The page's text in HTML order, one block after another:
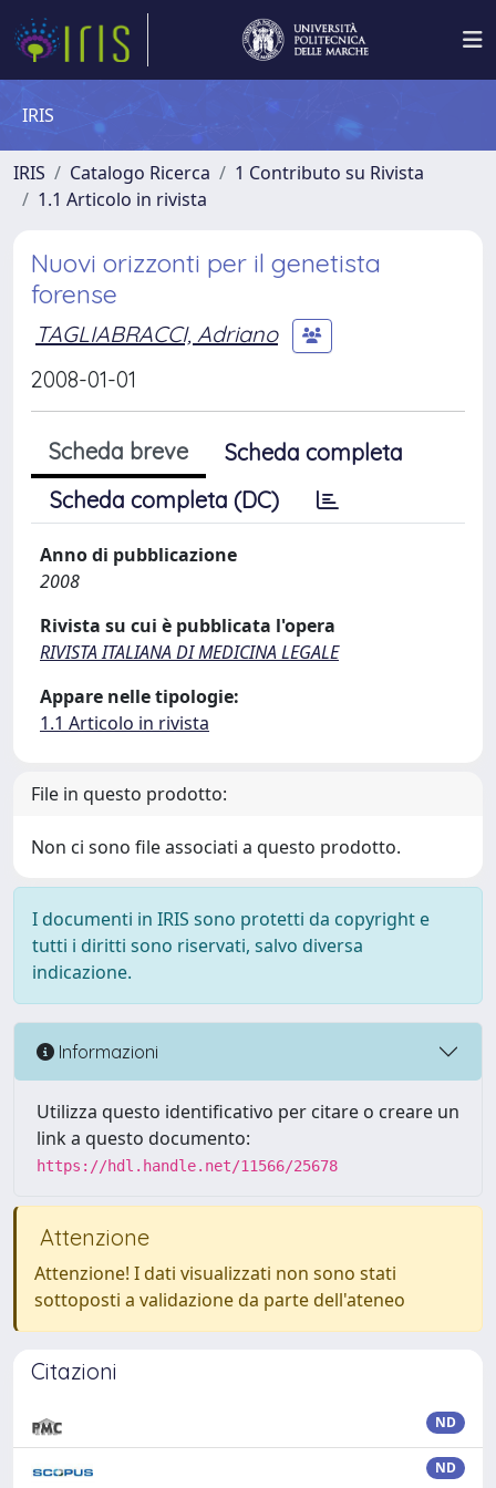
IRIS
IRIS Catalogo Ricerca
1 Contributo su Rivista
1.1 Articolo in rivista
Nuovi orizzonti per il genetista
forense
TAGLIABRACCI, Adriano
2008-01-01
Scheda breve
Scheda completa
Scheda completa (DC)
Anno di pubblicazione
2008
Rivista su cui è pubblicata l'opera
RIVISTA ITALIANA DI MEDICINA LEGALE
Appare nelle tipologie:
1.1 Articolo in rivista
File in questo prodotto:
Non ci sono file associati a questo prodotto.
I documenti in IRIS sono protetti da copyright e
tutti i diritti sono riservati, salvo diversa
indicazione.
Informazioni
Utilizza questo identificativo per citare o creare un
link a questo documento:
https://hdl.handle.net/11566/25678
Attenzione
Attenzione! I dati visualizzati non sono stati
sottoposti a validazione da parte dell'ateneo
Citazioni
ND
ND